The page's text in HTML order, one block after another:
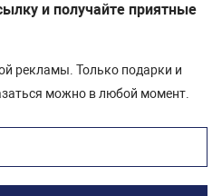
и получайте приятные
рекламы. Только подарки и
можно в любой момент.